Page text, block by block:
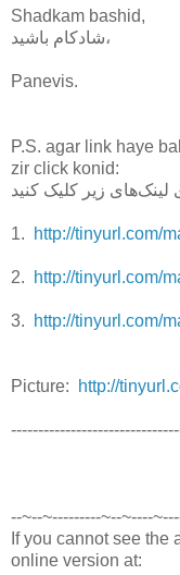
Shadkam bashid,
شادکام باشید،
Panevis.
P.S. agar link haye
zir click konid:
لینک‌های زیر کلیک کنید
1. http://tinyurl.com/
2. http://tinyurl.com/
3. http://tinyurl.com/
Picture: http://
--~--~---------~--~----
If you cannot see the
online version at: